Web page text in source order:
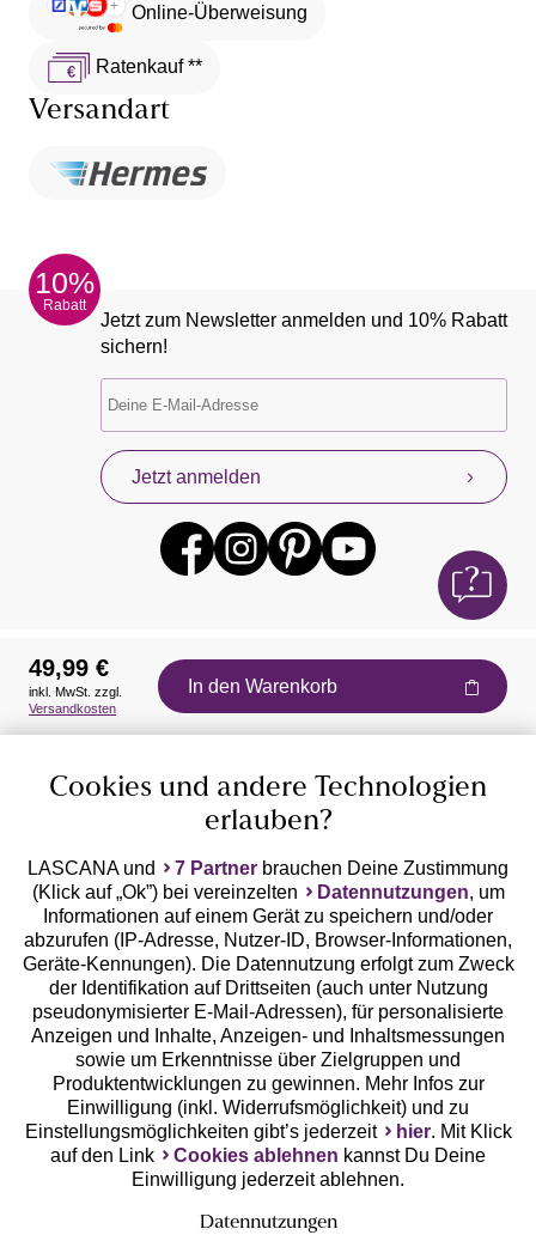
Online-Überweisung
Ratenkauf **
Versandart
10%
Rabatt
Jetzt zum Newsletter anmelden und 10% Rabatt
sichern!
Jetzt anmelden
Auszeichnungen
Geprüfte Sicherheit
Unsere Apps
49,99 €
inkl. MwSt. zzgl.
Versandkosten
In den Warenkorb
Cookies und andere Technologien
erlauben?
LASCANA und 7 Partner brauchen Deine Zustimmung
(Klick auf „Ok”) bei vereinzelten
Datennutzungen, um
Informationen auf einem Gerät zu speichern und/oder
abzurufen (IP-Adresse, Nutzer-ID, Browser-Informationen,
Geräte-Kennungen). Die Datennutzung erfolgt zum Zweck
der Identifikation auf Drittseiten (auch unter Nutzung
pseudonymisierter E-Mail-Adressen), für personalisierte
Anzeigen und Inhalte, Anzeigen- und Inhaltsmessungen
sowie um Erkenntnisse über Zielgruppen und
Produktentwicklungen zu gewinnen. Mehr Infos zur
Einwilligung (inkl. Widerrufsmöglichkeit) und zu
Einstellungsmöglichkeiten gibt’s jederzeit
hier. Mit Klick
auf den Link
Cookies ablehnen kannst Du Deine
Einwilligung jederzeit ablehnen.
Datennutzungen